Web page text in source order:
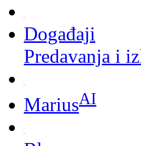
Događaji
Predavanja i
MariusAI